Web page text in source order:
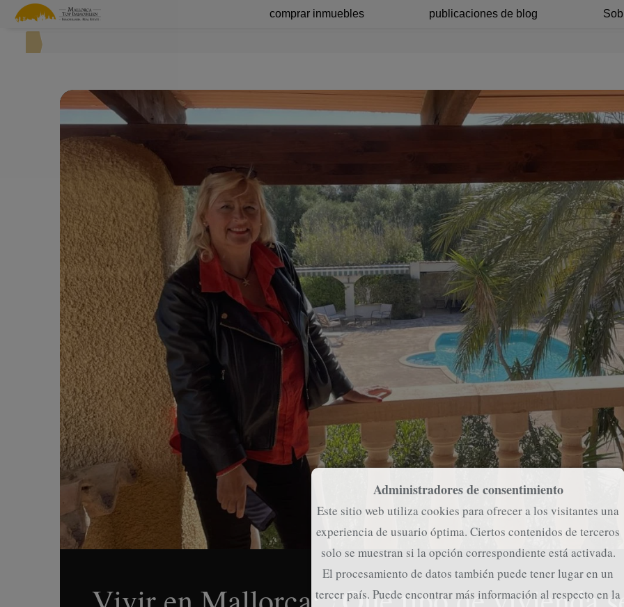
comprar inmuebles publicaciones de blog
Administradores de consentimiento
Este sitio web utiliza cookies para ofrecer a los visitantes una
experiencia de usuario óptima. Ciertos contenidos de terceros
solo se muestran si la opción correspondiente está activada.
El procesamiento de datos también puede tener lugar en un
tercer país. Puede encontrar más información al respecto en la